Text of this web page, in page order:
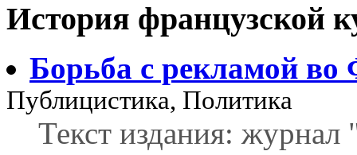
История французской
Борьба с рекламой
Публицистика, Политика
Текст издания: